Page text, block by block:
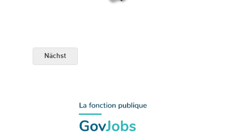
Nächst